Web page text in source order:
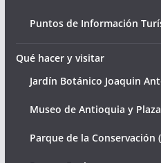
Puntos de Información
Qué hacer y visitar
Jardín Botánico Joaquin
Museo de Antioquia y
Parque de la Conservación